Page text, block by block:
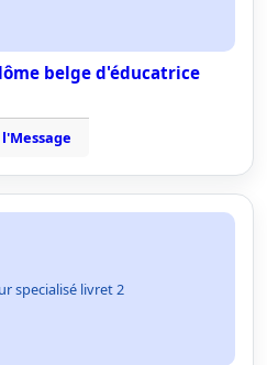
belge d'éducatrice
specialisé livret 2